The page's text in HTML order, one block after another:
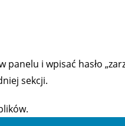
i wpisać hasło
sekcji.